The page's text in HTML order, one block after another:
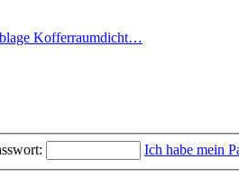
Kofferraumdicht…
Ich habe mein